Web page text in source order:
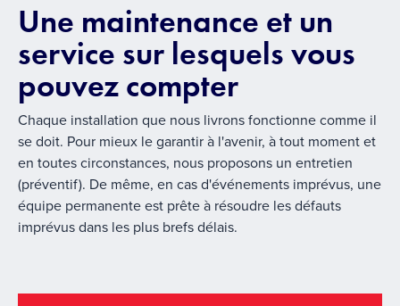
Une maintenance et un
service sur lesquels vous
pouvez compter
Chaque installation que nous livrons fonctionne comme il
se doit. Pour mieux le garantir à l'avenir, à tout moment et
en toutes circonstances, nous proposons un entretien
(préventif). De même, en cas d'événements imprévus, une
équipe permanente est prête à résoudre les défauts
imprévus dans les plus brefs délais.